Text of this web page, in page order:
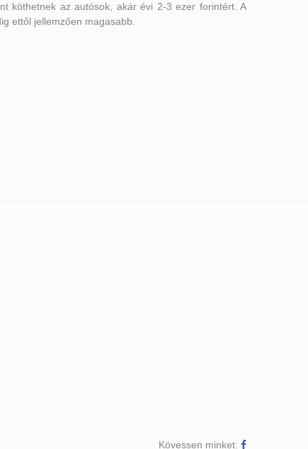
köthetnek az autósok, akár évi 2-3 ezer forintért. A
ettől jellemzően magasabb.
Kövessen minket: